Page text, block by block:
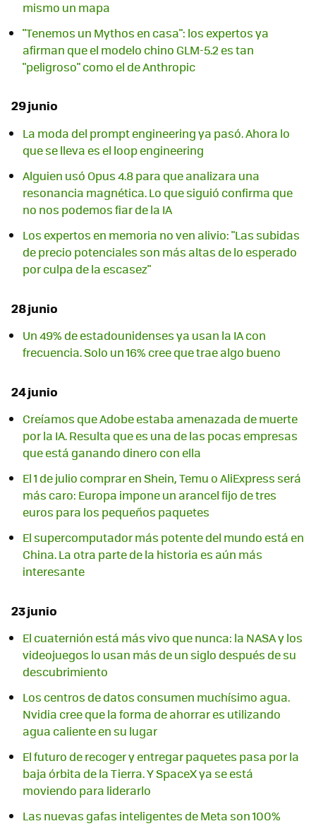
mismo un mapa
"Tenemos un Mythos en casa": los expertos ya
afirman que el modelo chino GLM-5.2 es tan
"peligroso" como el de Anthropic
29 junio
La moda del prompt engineering ya pasó. Ahora lo
que se lleva es el loop engineering
Alguien usó Opus 4.8 para que analizara una
resonancia magnética. Lo que siguió confirma que
no nos podemos fiar de la IA
Los expertos en memoria no ven alivio: "Las subidas
de precio potenciales son más altas de lo esperado
por culpa de la escasez"
28 junio
Un 49% de estadounidenses ya usan la IA con
frecuencia. Solo un 16% cree que trae algo bueno
24 junio
Creíamos que Adobe estaba amenazada de muerte
por la IA. Resulta que es una de las pocas empresas
que está ganando dinero con ella
El 1 de julio comprar en Shein, Temu o AliExpress será
más caro: Europa impone un arancel fijo de tres
euros para los pequeños paquetes
El supercomputador más potente del mundo está en
China. La otra parte de la historia es aún más
interesante
23 junio
El cuaternión está más vivo que nunca: la NASA y los
videojuegos lo usan más de un siglo después de su
descubrimiento
Los centros de datos consumen muchísimo agua.
Nvidia cree que la forma de ahorrar es utilizando
agua caliente en su lugar
El futuro de recoger y entregar paquetes pasa por la
baja órbita de la Tierra. Y SpaceX ya se está
moviendo para liderarlo
Las nuevas gafas inteligentes de Meta son 100%